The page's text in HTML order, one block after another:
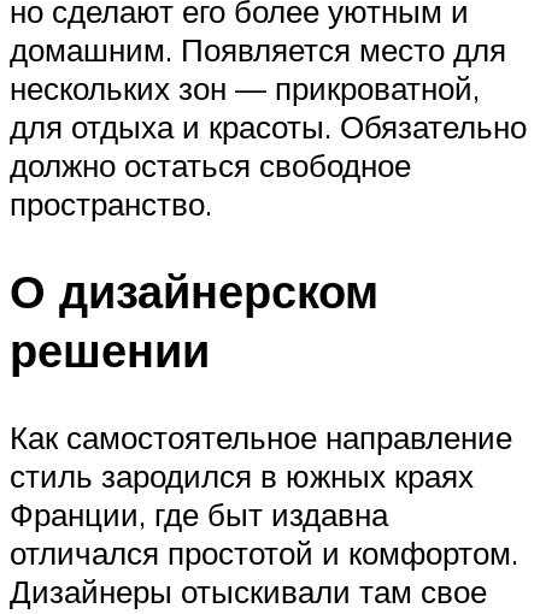
но сделают его более уютным и
домашним. Появляется место для
нескольких зон — прикроватной,
для отдыха и красоты. Обязательно
должно остаться свободное
пространство.
О дизайнерском
решении
Как самостоятельное направление
стиль зародился в южных краях
Франции, где быт издавна
отличался простотой и комфортом.
Дизайнеры отыскивали там свое